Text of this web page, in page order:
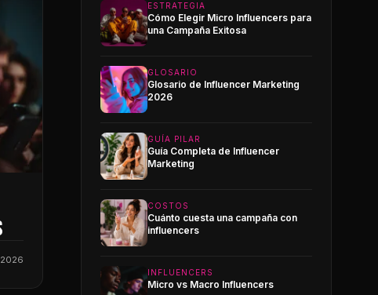
ESTRATEGIA
Cómo Elegir Micro Influencers para
una Campaña Exitosa
GLOSARIO
Glosario de Influencer Marketing
2026
GUÍA PILAR
Guía Completa de Influencer
Marketing
COSTOS
Cuánto cuesta una campaña con
influencers
INFLUENCERS
Micro vs Macro Influencers